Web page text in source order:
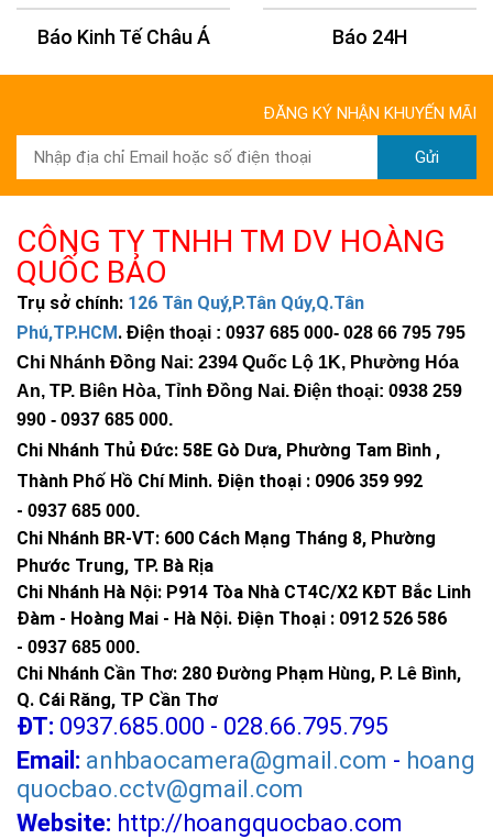
>>> Xem thêm: Đèn năng lượng mặt trời
năm chỉ từ 345k.
Thông số kỹ thuật
Công suất: 500W - Đèn led hiển thị báo sạc , cảnh báo
kích thước đèn : 373 * 303 * 62mm
Bảng điều khiển năng lượng mặt trời: Monocrystalline
Silicon (6V/80W). Hiệu Suất sạc nhanh.
Kích thước tấm pin năng lượng mặt trời 825*515*25mm.
Pin Lithium ion Lifepo4 -6,4V
36.000mAh(3,2V72.000MAH)
Sử dụng chip 238 LED 5054 siêu sáng - Tuổi thọ 50.000
Ánh sáng trắng - Góc chiếu sáng rộng 160 độ
Chất liệu: Nhôm đúc nguyên khối + kính cường lực
Tiêu chuẩn chống nước: IP67
Báo Kinh Tế Châu Á Báo 24H
ĐĂNG KÝ NHẬN KHUYẾN MÃI
Gửi
CÔNG TY TNHH TM DV HOÀNG
QUỐC BẢO
Trụ sở chính: 126 Tân Quý,P.Tân Qúy,Q.Tân
Phú,TP.HCM. Điện thoại : 0937 685 000- 028 66 795 795
Chi Nhánh Đồng Nai: 2394 Quốc Lộ 1K, Phường Hóa
An, TP. Biên Hòa, Tỉnh Đồng Nai. Điện thoại: 0938 259
990 - 0937 685 000.
Chi Nhánh Thủ Đức: 58E Gò Dưa, Phường Tam Bình ,
Thành Phố Hồ Chí Minh. Điện thoại : 0906 359 992
- 0937 685 000.
Chi Nhánh BR-VT: 600 Cách Mạng Tháng 8, Phường
Phước Trung, TP. Bà Rịa
Chi Nhánh Hà Nội: P914 Tòa Nhà CT4C/X2 KĐT Bắc Linh
Đàm - Hoàng Mai - Hà Nội. Điện Thoại : 0912 526 586
- 0937 685 000.
Chi Nhánh Cần Thơ: 280 Đường Phạm Hùng, P. Lê Bình,
Q. Cái Răng, TP Cần Thơ
ĐT: 0937.685.000 - 028.66.795.795
Email: anhbaocamera@gmail.com - hoang
quocbao.cctv@gmail.com
Website: http://hoangquocbao.com